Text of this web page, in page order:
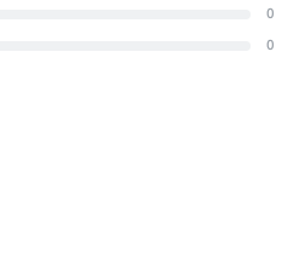
0
0